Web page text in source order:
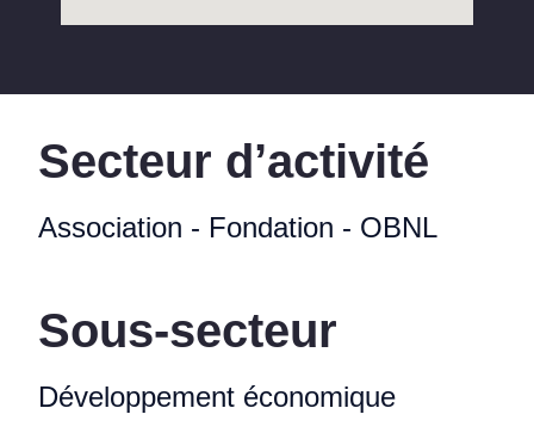
Secteur d’activité
Association - Fondation - OBNL
Sous-secteur
Développement économique